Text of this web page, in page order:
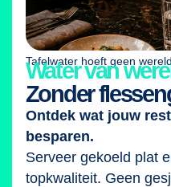
Tafelwater hoeft geen
Water van
Zonder
Ontdek wat jouw
besparen.
Serveer gekoeld plat
topkwaliteit. Geen